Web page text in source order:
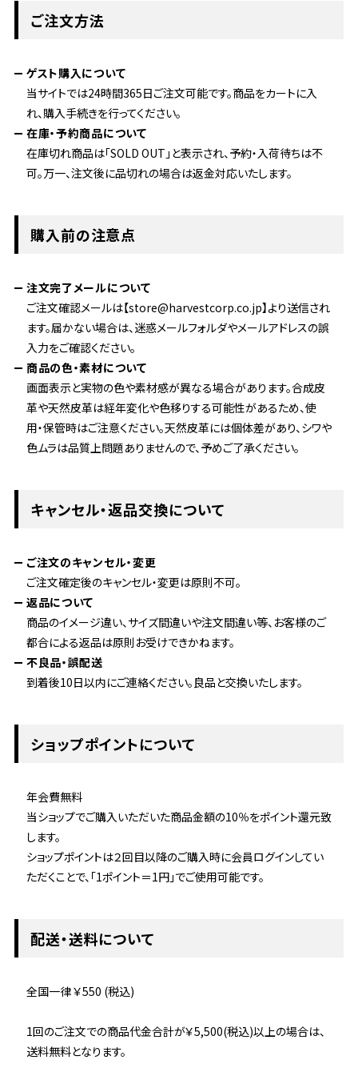
ご注文方法
ゲスト購入について
当サイトでは24時間365日ご注文可能です。商品をカートに入
れ、購入手続きを行ってください。
在庫・予約商品について
在庫切れ商品は「SOLD OUT」と表示され、予約・入荷待ちは不
可。万一、注文後に品切れの場合は返金対応いたします。
購入前の注意点
注文完了メールについて
ご注文確認メールは【store@harvestcorp.co.jp】より送信され
ます。届かない場合は、迷惑メールフォルダやメールアドレスの誤
入力をご確認ください。
商品の色・素材について
画面表示と実物の色や素材感が異なる場合があります。合成皮
革や天然皮革は経年変化や色移りする可能性があるため、使
用・保管時はご注意ください。天然皮革には個体差があり、シワや
色ムラは品質上問題ありませんので、予めご了承ください。
キャンセル・返品交換について
ご注文のキャンセル・変更
ご注文確定後のキャンセル・変更は原則不可。
返品について
商品のイメージ違い、サイズ間違いや注文間違い等、お客様のご
都合による返品は原則お受けできかねます。
不良品・誤配送
到着後10日以内にご連絡ください。良品と交換いたします。
ショップポイントについて
年会費無料
当ショップでご購入いただいた商品金額の10％をポイント還元致
します。
ショップポイントは２回目以降のご購入時に会員ログインしてい
ただくことで、「1ポイント＝1円」でご使用可能です。
配送・送料について
全国一律 ￥550 (税込)
1回のご注文での商品代金合計が￥5,500(税込)以上の場合は、
送料無料となります。